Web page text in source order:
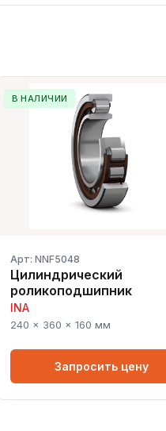
В НАЛИЧИИ
Арт: NNF5048
Цилиндрический
роликоподшипник
INA
240 × 360 × 160 мм
Запросить цену